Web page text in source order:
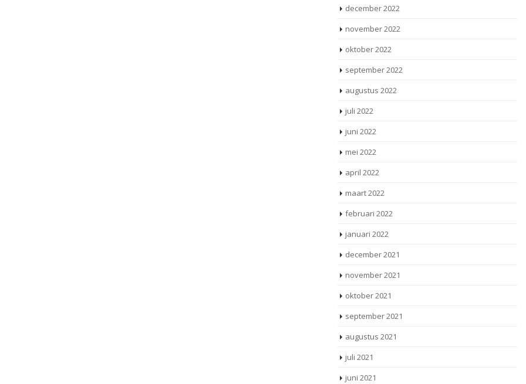
december 2022
november 2022
oktober 2022
september 2022
augustus 2022
juli 2022
juni 2022
mei 2022
april 2022
maart 2022
februari 2022
januari 2022
december 2021
november 2021
oktober 2021
september 2021
augustus 2021
juli 2021
juni 2021